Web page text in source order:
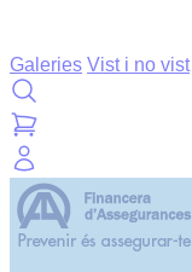
Galeries Vist i no vist